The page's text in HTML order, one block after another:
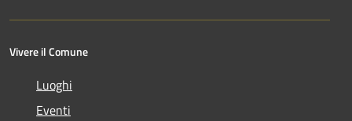
Vivere il Comune
Luoghi
Eventi